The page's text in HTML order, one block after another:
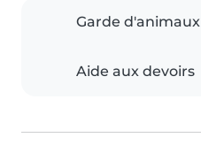
Garde d'animaux
Aide aux devoirs